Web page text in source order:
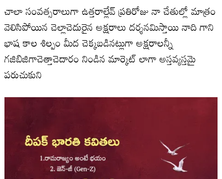
చాలా సంవత్సరాలుగా ఉత్తరాల్లేవ్ ప్రతిరోజు నా చేతుల్లో మాత్రం
వెలిసిపోయిన చెల్లాచెదురైన అక్షరాలు దర్శనమిస్తాయి నాది గాని
భాష కాల శిల్పం మీద చెక్కబడినట్లుగా అక్షరాలన్నీ
గజిబిజిగాచెత్తాచెదారం నిండిన మార్కెట్ లాగా అస్తవ్యస్తమై
పరుచుకుని